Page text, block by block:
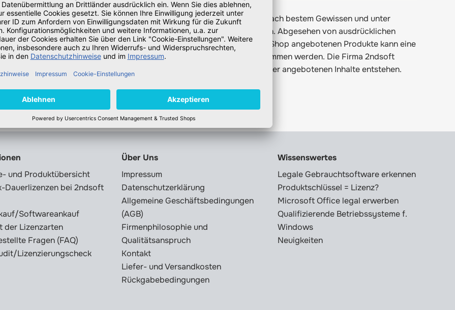
Empfehlungen oder Auskünfte enthalten, sind sie nach bestem Gewissen und unter
Bearbeitungsvorgang sind dennoch nicht vollständig auszuschließen. Abgesehen von ausdrücklichen
i.S.v. § 434 Abs. 1 Satz 1 BGB bezüglich der im Online-Shop angebotenen Produkte kann eine
unserer Webseiten trotz sorgfältiger Prüfung daher nicht übernommen werden. Die Firma 2ndsoft
oder Konsequenzen, die durch direkte oder indirekte Nutzung der angebotenen Inhalte entstehen.
und Produktübersicht
Dauerlizenzen bei 2ndsoft
Softwareankauf
der Lizenzarten
Fragen (FAQ)
Lizenzierungscheck
Über Uns
Impressum
Datenschutzerklärung
Allgemeine Geschäftsbedingungen
(AGB)
Firmenphilosophie und
Qualitätsanspruch
Kontakt
Liefer- und Versandkosten
Rückgabebedingungen
Wissenswertes
Legale Gebrauchtsoftware erkennen
Produktschlüssel = Lizenz?
Microsoft Office legal erwerben
Qualifizierende Betriebssysteme f.
Windows
Neuigkeiten